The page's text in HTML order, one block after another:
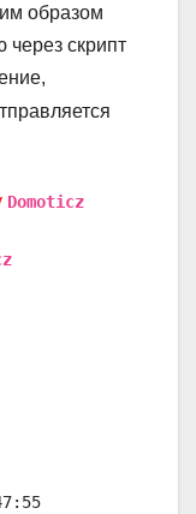
образом
через скрипт
Domoticz